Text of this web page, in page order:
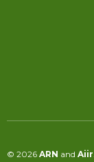
© 2026 ARN and Aiir